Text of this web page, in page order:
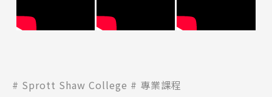
Sprott Shaw College 專業課程